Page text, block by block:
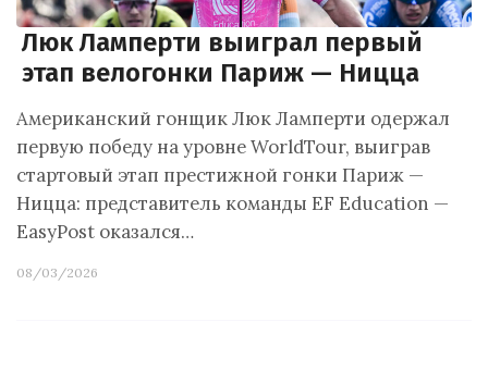
Люк Ламперти выиграл первый
этап велогонки Париж — Ницца
Американский гонщик Люк Ламперти одержал
первую победу на уровне WorldTour, выиграв
стартовый этап престижной гонки Париж —
Ницца: представитель команды EF Education —
EasyPost оказался…
08/03/2026